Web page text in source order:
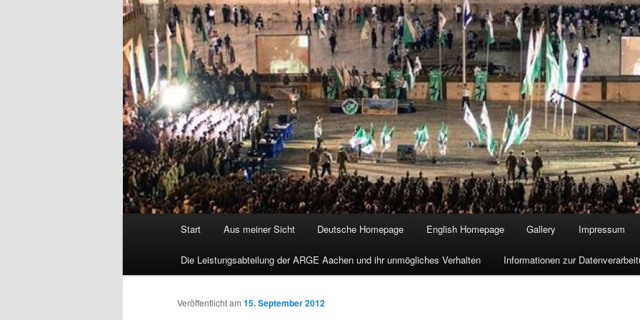
Start Aus meiner Sicht Deutsche Homepage English Homepage Gallery Impressum
Die Leistungsabteilung der ARGE Aachen und ihr unmögliches Verhalten Informationen zur
Veröffentlicht am 15. September 2012